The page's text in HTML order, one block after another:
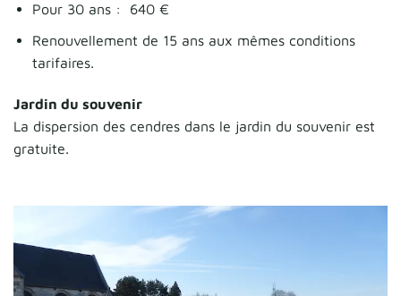
Pour 30 ans : 640 €
Renouvellement de 15 ans aux mêmes conditions
tarifaires.
Jardin du souvenir
La dispersion des cendres dans le jardin du souvenir est
gratuite.